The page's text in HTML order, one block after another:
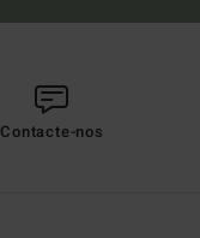
Contacte-nos